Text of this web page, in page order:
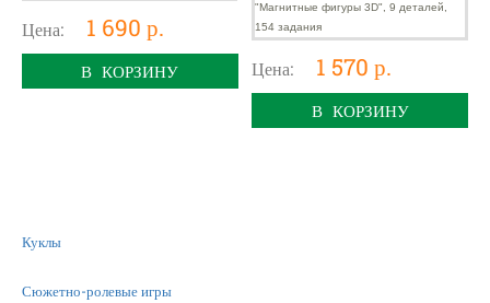
Цена: 1 690 р.
В КОРЗИНУ Цена: 1 570 р.
В КОРЗИНУ
Куклы
Сюжетно-ролевые игры